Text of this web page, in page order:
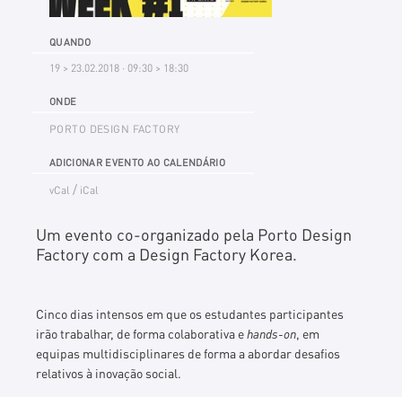
QUANDO
19 > 23.02.2018 · 09:30 > 18:30
ONDE
PORTO DESIGN FACTORY
ADICIONAR EVENTO AO CALENDÁRIO
vCal / iCal
Um evento co-organizado pela Porto Design
Factory com a Design Factory Korea.
Cinco dias intensos em que os estudantes participantes
irão trabalhar, de forma colaborativa ehands-on, em
equipas multidisciplinares de forma a abordar desafios
relativos à inovação social.